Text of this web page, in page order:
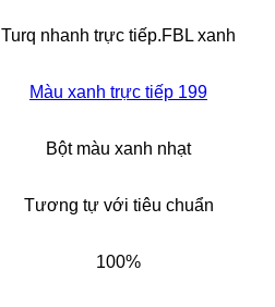
Turq nhanh trực tiếp.FBL xanh
Màu xanh trực tiếp 199
Bột màu xanh nhạt
Tương tự với tiêu chuẩn
100%